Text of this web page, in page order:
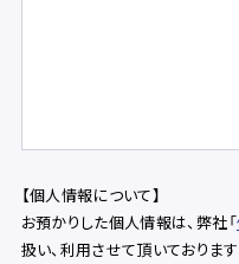
【個人情報について】
お預かりした個人情報は、弊社「
扱い、利用させて頂いております